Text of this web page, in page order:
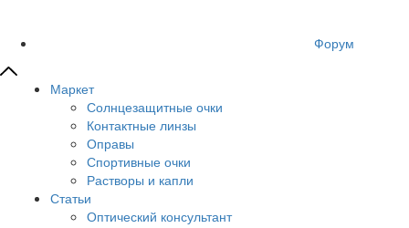
Форум
Маркет
Солнцезащитные очки
Контактные линзы
Оправы
Спортивные очки
Растворы и капли
Статьи
Оптический консультант